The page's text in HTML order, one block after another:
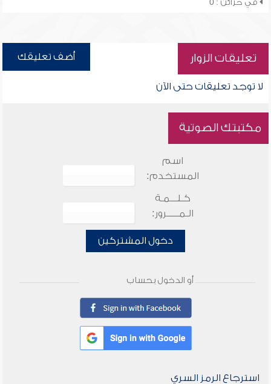
في خزائن : 0
تعليقات الزوار أضف تعليقك
لا توجد تعليقات حتى الآن
مكتبتك الصوتية
اسم
المستخدم:
كـلـــمـة
الـمـــــرور:
دخول المشتركين
أو الدخول بحساب
استرجاع الرمز السري